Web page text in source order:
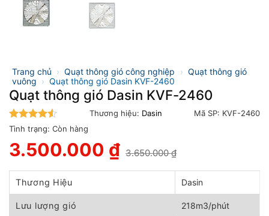
Trang chủ › Quạt thông gió công nghiệp › Quạt thông gió
vuông › Quạt thông gió Dasin KVF-2460
Quạt thông gió Dasin KVF-2460
4.5trên 5
Thương hiệu: Dasin Mã SP: KVF-2460
Tình trạng: Còn hàng
3.650.000₫
gốc
là:
3.650.000 ₫.
3.500.000 ₫
hiện
tại
3.500.000 ₫.
Thương Hiệu Dasin
Lưu lượng gió 218m3/phút